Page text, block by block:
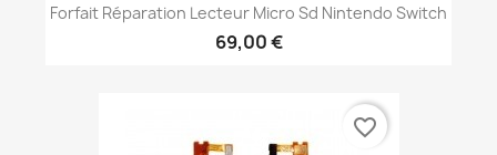
Forfait Réparation Lecteur Micro Sd Nintendo Switch
69,00 €
favorite_border